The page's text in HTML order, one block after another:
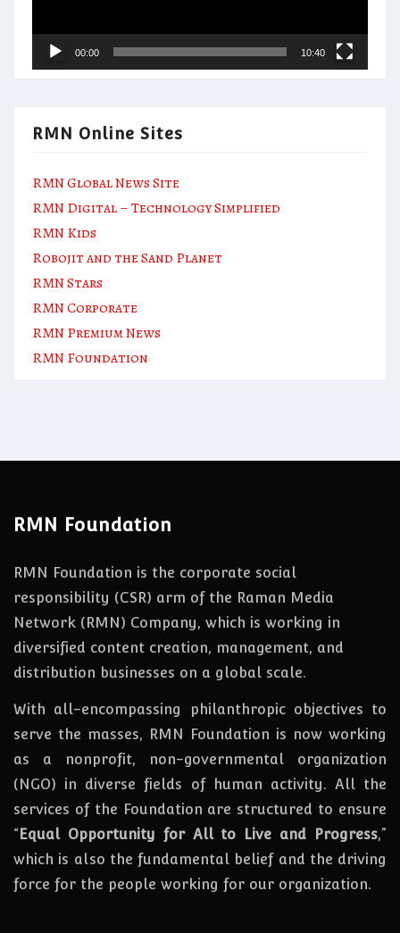
00:00 10:40
RMN Online Sites
RMN Global News Site
RMN Digital – Technology Simplified
RMN Kids
Robojit and the Sand Planet
RMN Stars
RMN Corporate
RMN Premium News
RMN Foundation
RMN Foundation
RMN Foundation is the corporate social
responsibility (CSR) arm of the Raman Media
Network (RMN) Company, which is working in
diversified content creation, management, and
distribution businesses on a global scale.
With all-encompassing philanthropic objectives to
serve the masses, RMN Foundation is now working
as a nonprofit, non-governmental organization
(NGO) in diverse fields of human activity. All the
services of the Foundation are structured to ensure
“Equal Opportunity for All to Live and Progress,”
which is also the fundamental belief and the driving
force for the people working for our organization.